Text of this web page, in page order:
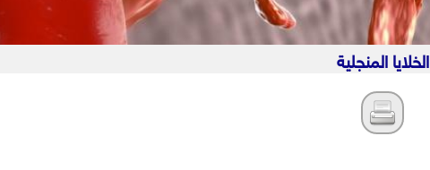
الخلايا المنجلية